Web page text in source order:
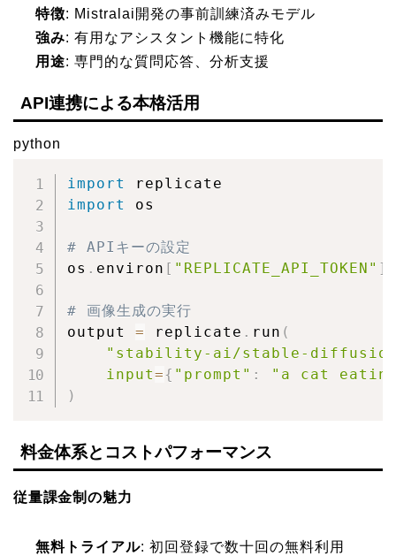
特徴: Mistralai開発の事前訓練済みモデル
強み: 有用なアシスタント機能に特化
用途: 専門的な質問応答、分析支援
API連携による本格活用
python
import
import
os
# APIキーの設定
os . environ [ "REPLICATE_API_TOKEN" ]
# 画像生成の実行
output = replicate . run (
"stability-ai/stable-
input={ "prompt" :
"a cat eating
)
料金体系とコストパフォーマンス
従量課金制の魅力
無料トライアル: 初回登録で数十回の無料利用